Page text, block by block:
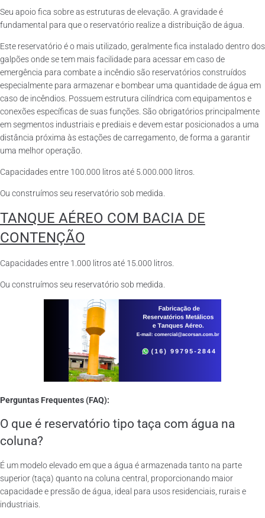
Seu apoio fica sobre as estruturas de elevação. A gravidade é
fundamental para que o reservatório realize a distribuição de água.
Este reservatório é o mais utilizado, geralmente fica instalado dentro dos
galpões onde se tem mais facilidade para acessar em caso de
emergência para combate a incêndio são reservatórios construídos
especialmente para armazenar e bombear uma quantidade de água em
caso de incêndios. Possuem estrutura cilíndrica com equipamentos e
conexões específicas de suas funções. São obrigatórios principalmente
em segmentos industriais e prediais e devem estar posicionados a uma
distância próxima às estações de carregamento, de forma a garantir
uma melhor operação.
Capacidades entre 100.000 litros até 5.000.000 litros.
Ou construímos seu reservatório sob medida.
TANQUE AÉREO COM BACIA DE
CONTENÇÃO
Capacidades entre 1.000 litros até 15.000 litros.
Ou construímos seu reservatório sob medida.
Perguntas Frequentes (FAQ):
O que é reservatório tipo taça com água na
coluna?
É um modelo elevado em que a água é armazenada tanto na parte
superior (taça) quanto na coluna central, proporcionando maior
capacidade e pressão de água, ideal para usos residenciais, rurais e
industriais.